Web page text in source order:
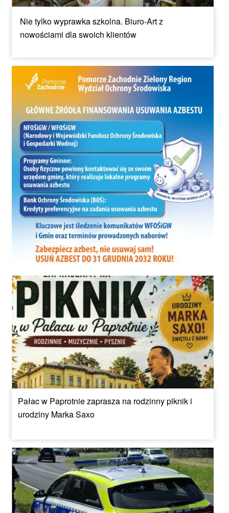
Nie tylko wyprawka szkolna. Biuro-Art z
nowościami dla swoich klientów
Pałac w Paprotnie zaprasza na rodzinny piknik i
urodziny Marka Saxo